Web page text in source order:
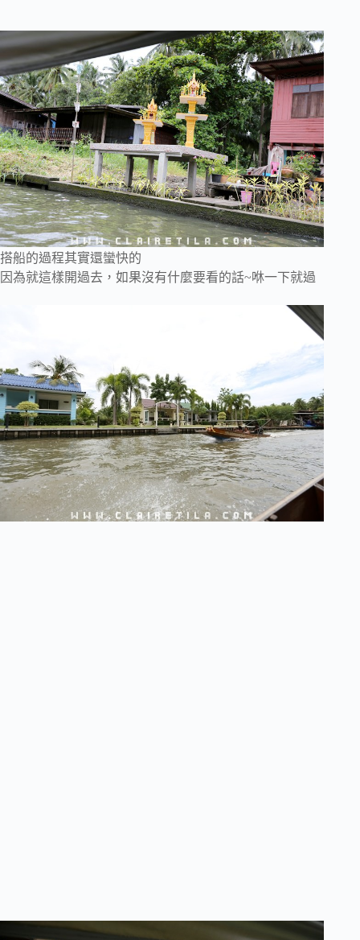
搭船的過程其實還蠻快的
因為就這樣開過去，如果沒有什麼要看的話~咻一下就過